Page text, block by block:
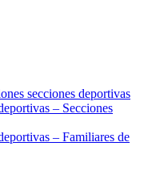
secciones deportivas
– Secciones
– Familiares de